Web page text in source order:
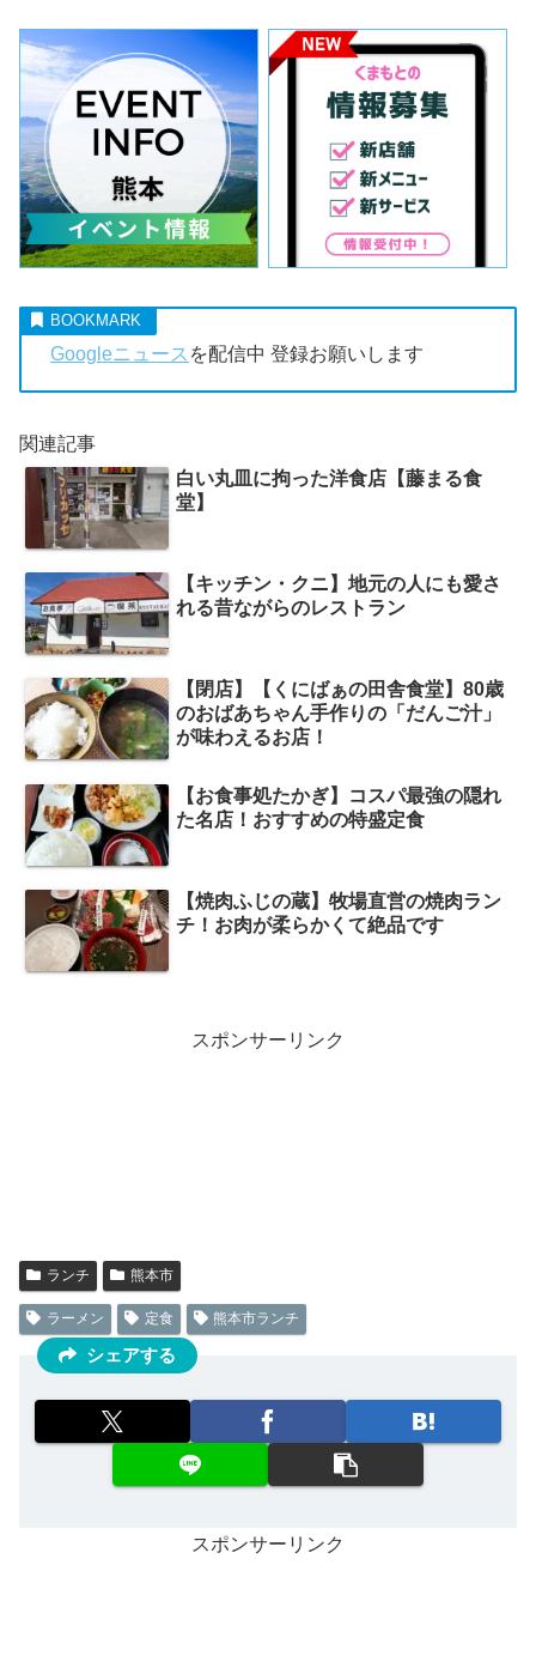
Googleニュース を配信中 登録お願いします
関連記事
白い丸皿に拘った洋食店【藤まる食
堂】
【キッチン・クニ】地元の人にも愛さ
れる昔ながらのレストラン
【閉店】【くにばぁの田舎食堂】80歳
のおばあちゃん手作りの「だんご汁」
が味わえるお店！
【お食事処たかぎ】コスパ最強の隠れ
た名店！おすすめの特盛定食
【焼肉ふじの蔵】牧場直営の焼肉ラン
チ！お肉が柔らかくて絶品です
スポンサーリンク
ランチ 熊本市
ラーメン 定食 熊本市ランチ
シェアする
スポンサーリンク